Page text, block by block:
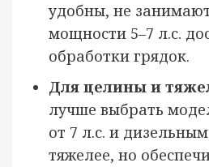
удобны, не
мощности 5–7 л.с.
обработки грядок.
Для целины и
лучше выбрать
от 7 л.с. и
тяжелее, но